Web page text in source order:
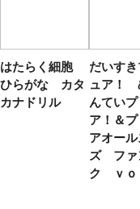
はたらく細胞
ひらがな カタ
カナドリル
だいす
ュア！
んてい
ア！＆
アオー
ズ ファ
ク ｖｏ